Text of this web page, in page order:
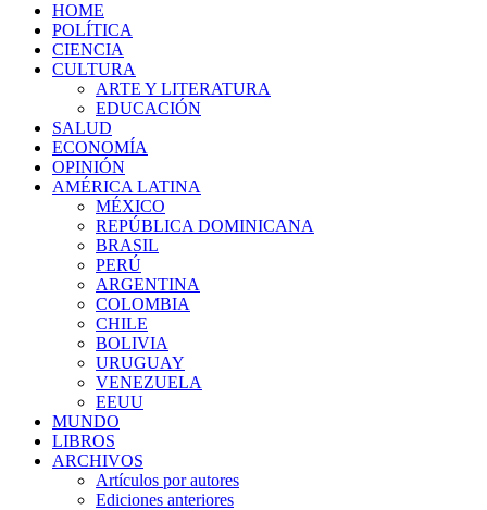
HOME
POLÍTICA
CIENCIA
CULTURA
ARTE Y LITERATURA
EDUCACIÓN
SALUD
ECONOMÍA
OPINIÓN
AMÉRICA LATINA
MÉXICO
REPÚBLICA DOMINICANA
BRASIL
PERÚ
ARGENTINA
COLOMBIA
CHILE
BOLIVIA
URUGUAY
VENEZUELA
EEUU
MUNDO
LIBROS
ARCHIVOS
Artículos por autores
Ediciones anteriores